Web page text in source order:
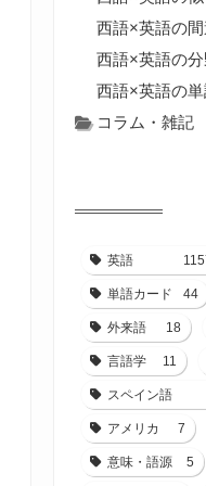
西語×英語の
西語×英語の
西語×英語の
コラム・雑記
英語
単語カード 44
外来語 18
言語学 11
スペイン語
アメリカ 7
意味・語源 5